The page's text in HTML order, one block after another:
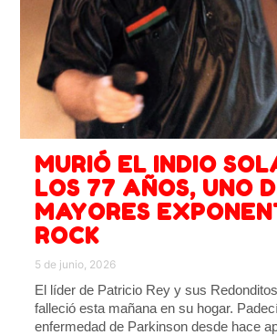
MURIÓ EL INDIO
LOS 77 AÑOS, UNO
MAYORES
ROCK
5 de junio, 2026
El líder de Patricio Rey y sus
falleció esta mañana en su hogar.
enfermedad de Parkinson desde hace